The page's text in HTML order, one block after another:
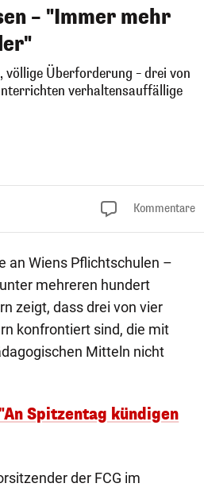
– "Immer mehr
völlige Überforderung – drei von
verhaltensauffällige
Kommentare
an Wiens Pflichtschulen –
mehreren hundert
zeigt, dass drei von vier
konfrontiert sind, die mit
Mitteln nicht
Spitzentag kündigen
der FCG im